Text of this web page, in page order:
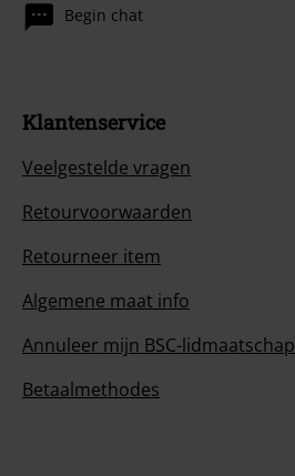
Begin chat
Klantenservice
Veelgestelde vragen
Retourvoorwaarden
Retourneer item
Algemene maat info
Annuleer mijn BSC-lidmaatschap
Betaalmethodes